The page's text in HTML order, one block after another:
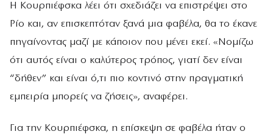
Η Κουρπιέφσκα λέει ότι σχεδιάζει να επιστρέψει στο
Ρίο και, αν επισκεπτόταν ξανά μια φαβέλα, θα το έκανε
πηγαίνοντας μαζί με κάποιον που μένει εκεί. «Νομίζω
ότι αυτός είναι ο καλύτερος τρόπος, γιατί δεν είναι
“δήθεν” και είναι ό,τι πιο κοντινό στην πραγματική
εμπειρία μπορείς να ζήσεις», αναφέρει.
Για την Κουρπιέφσκα, η επίσκεψη σε φαβέλα ήταν ο